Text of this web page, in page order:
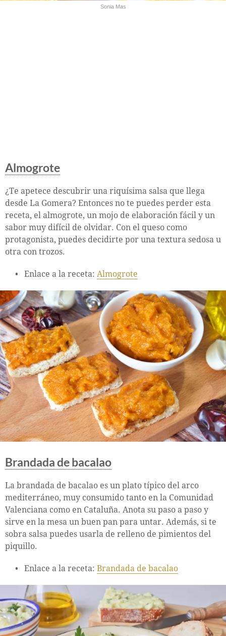
Sonia Mas
Almogrote
¿Te apetece descubrir una riquísima salsa que llega
desde La Gomera? Entonces no te puedes perder esta
receta, el almogrote, un mojo de elaboración fácil y un
sabor muy difícil de olvidar. Con el queso como
protagonista, puedes decidirte por una textura sedosa u
otra con trozos.
Enlace a la receta: Almogrote
Brandada de bacalao
La brandada de bacalao es un plato típico del arco
mediterráneo, muy consumido tanto en la Comunidad
Valenciana como en Cataluña. Anota su paso a paso y
sirve en la mesa un buen pan para untar. Además, si te
sobra salsa puedes usarla de relleno de pimientos del
piquillo.
Enlace a la receta: Brandada de bacalao